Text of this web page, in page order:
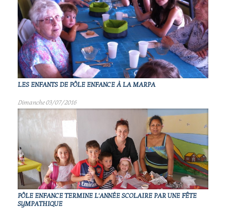
LES ENFANTS DE PÔLE ENFANCE À LA MARPA
Dimanche 03/07/2016
PÔLE ENFANCE TERMINE L'ANNÉE SCOLAIRE PAR UNE FÊTE
SYMPATHIQUE